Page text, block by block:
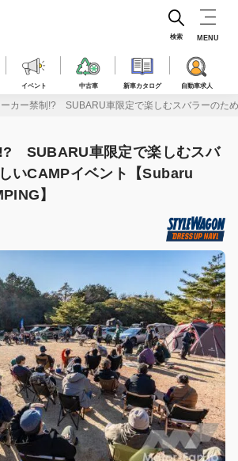
イベント 中古車 新車カタログ 自動車求人
検索 MENU
カー禁制!? SUBARU車限定で楽しむスバラーのた
SUBARU車限定で楽しむスバ
いCAMPイベント【Subaru
】